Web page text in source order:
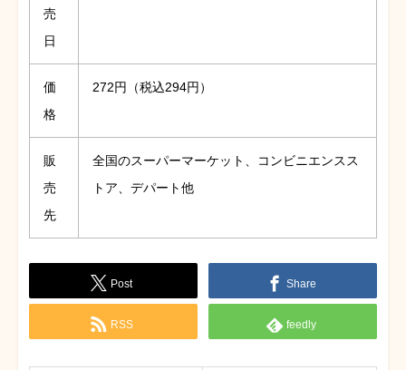
売
日
価
格
272円（税込294円）
販
売
先
全国のスーパーマーケット、コンビニエンスス
トア、デパート他
Post Share
RSS feedly